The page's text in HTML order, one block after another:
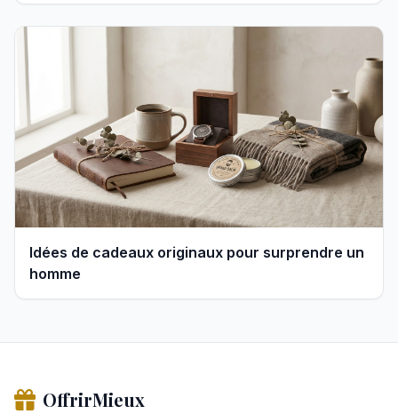
Idées de cadeaux originaux pour surprendre un
homme
OffrirMieux